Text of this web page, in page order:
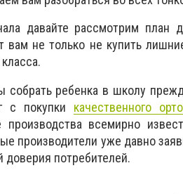
давайте рассмотрим план
вам не только не купить
собрать ребенка в школу
с покупки качественного
производства всемирно
производители уже давно
доверия потребителей.